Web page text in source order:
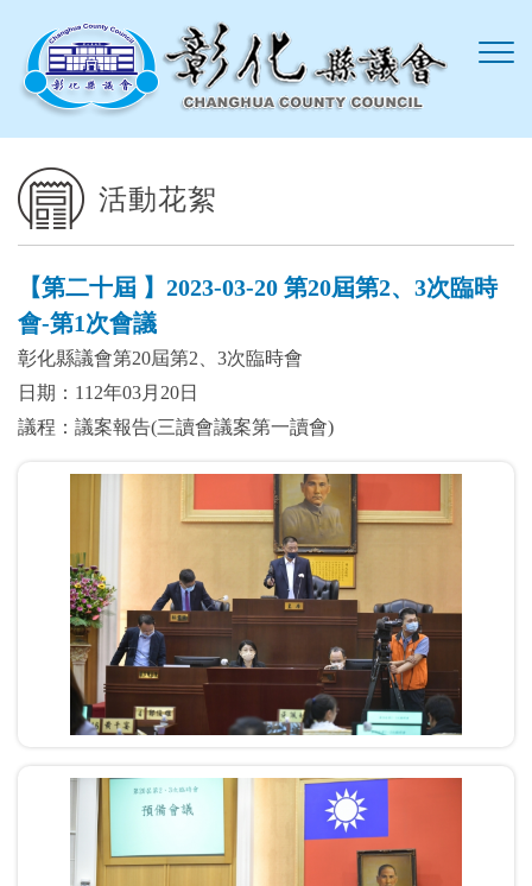
活動花絮
【第二十屆 】2023-03-20 第20屆第2、3次臨時
會-第1次會議
彰化縣議會第20屆第2、3次臨時會
日期：112年03月20日
議程：議案報告(三讀會議案第一讀會)